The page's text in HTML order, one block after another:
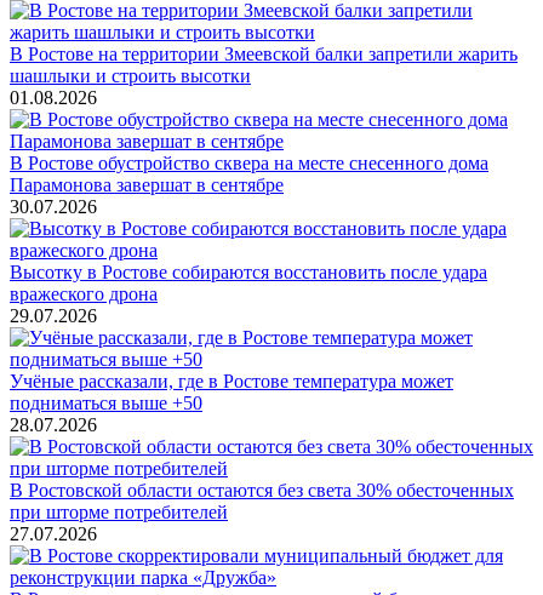
В Ростове на территории Змеевской балки запретили жарить
шашлыки и строить высотки
01.08.2026
В Ростове обустройство сквера на месте снесенного дома
Парамонова завершат в сентябре
30.07.2026
Высотку в Ростове собираются восстановить после удара
вражеского дрона
29.07.2026
Учёные рассказали, где в Ростове температура может
подниматься выше +50
28.07.2026
В Ростовской области остаются без света 30% обесточенных
при шторме потребителей
27.07.2026